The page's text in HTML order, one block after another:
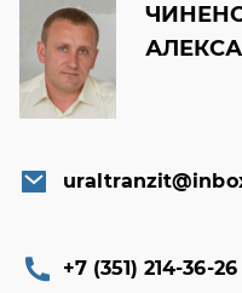
+7 (351) 214-36-26